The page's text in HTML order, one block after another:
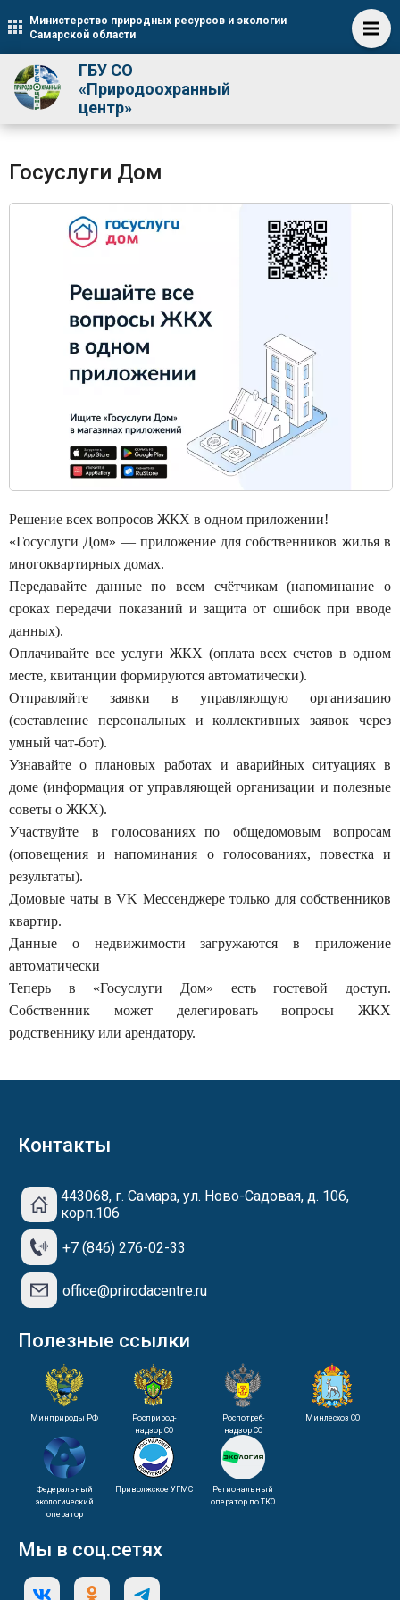
ГБУ СО
«Природоохранный
центр»
Госуслуги Дом
Решение всех вопросов ЖКХ в одном приложении!
«Госуслуги Дом» — приложение для собственников жилья в
многоквартирных домах.
Передавайте данные по всем счётчикам (напоминание о
сроках передачи показаний и защита от ошибок при вводе
данных).
Оплачивайте все услуги ЖКХ (оплата всех счетов в одном
месте, квитанции формируются автоматически).
Отправляйте заявки в управляющую организацию
(составление персональных и коллективных заявок через
умный чат-бот).
Узнавайте о плановых работах и аварийных ситуациях в
доме (информация от управляющей организации и полезные
советы о ЖКХ).
Участвуйте в голосованиях по общедомовым вопросам
(оповещения и напоминания о голосованиях, повестка и
результаты).
Домовые чаты в VK Мессенджере только для собственников
квартир.
Данные о недвижимости загружаются в приложение
автоматически
Теперь в «Госуслуги Дом» есть гостевой доступ.
Собственник может делегировать вопросы ЖКХ
родственнику или арендатору.
Министерство природных ресурсов и экологии
Самарской области
Контакты
443068, г. Самара, ул. Ново-Садовая, д. 106,
корп.106
+7 (846) 276-02-33
office@prirodacentre.ru
Полезные ссылки
Минприроды РФ
Росприрод-
надзор СО
Роспотреб-
надзор СО
Минлесхоз СО
Федеральный
экологический
оператор
Приволжское УГМС
Региональный
оператор по ТКО
Мы в соц.сетях